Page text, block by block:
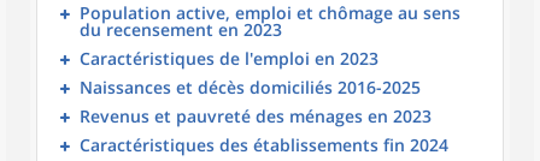
Population active, emploi et chômage au sens
du recensement en 2023
Caractéristiques de l'emploi en 2023
Naissances et décès domiciliés 2016-2025
Revenus et pauvreté des ménages en 2023
Caractéristiques des établissements fin 2024